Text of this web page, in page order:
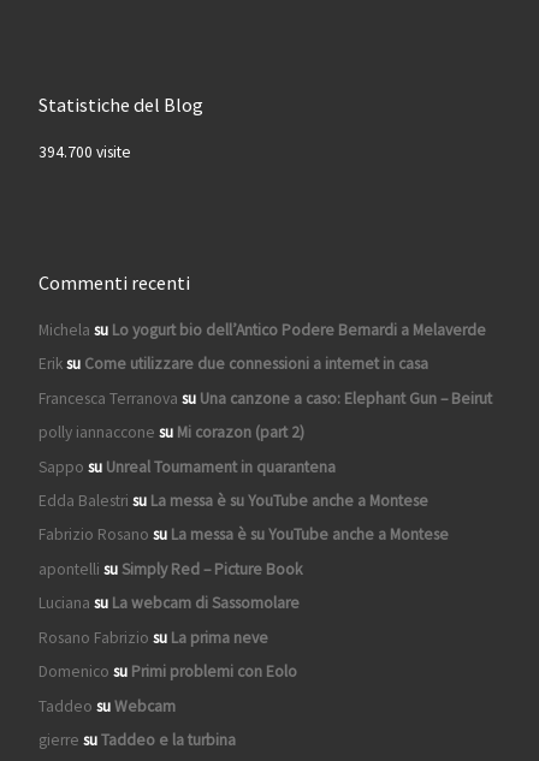
Statistiche del Blog
394.700 visite
Commenti recenti
Michela su Lo yogurt bio dell’Antico Podere Bernardi a Melaverde
Eriksu Come utilizzare due connessioni a internet in casa
Francesca Terranova su Una canzone a caso: Elephant Gun – Beirut
polly iannaccone su Mi corazon (part 2)
Sappo su Unreal Tournament in quarantena
Edda Balestri su La messa è su YouTube anche a Montese
Fabrizio Rosano su La messa è su YouTube anche a Montese
apontelli suSimply Red – Picture Book
Luciana su La webcam di Sassomolare
Rosano Fabrizio su La prima neve
Domenico su Primi problemi con Eolo
Taddeo suWebcam
gierre suTaddeo e la turbina